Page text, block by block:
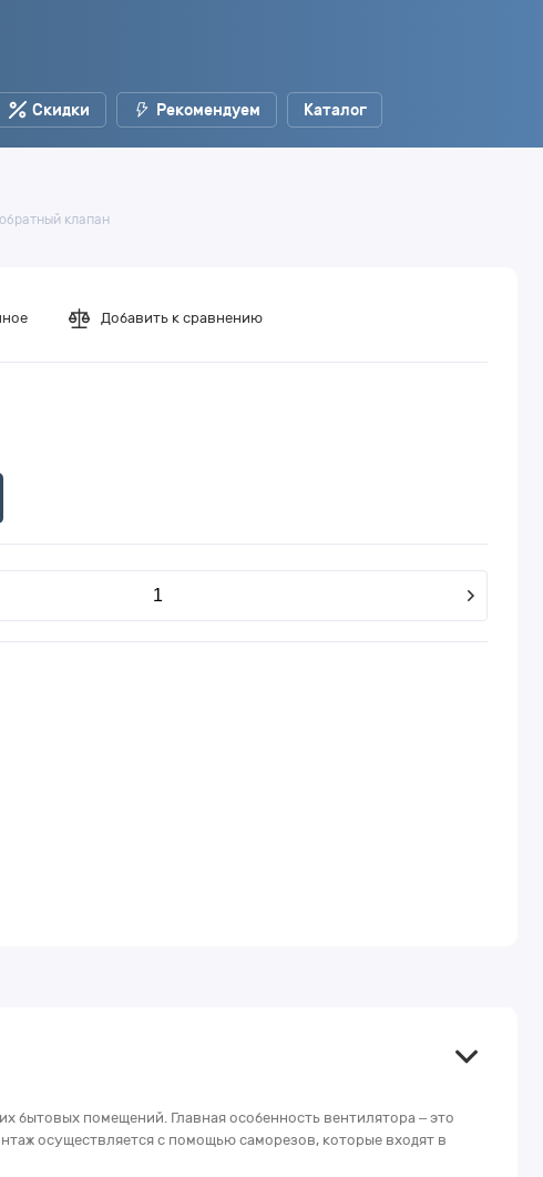
Скидки Рекомендуем Каталог
клапан
Добавить к сравнению
бытовых помещений. Главная особенность вентилятора – это
осуществляется с помощью саморезов, которые входят в